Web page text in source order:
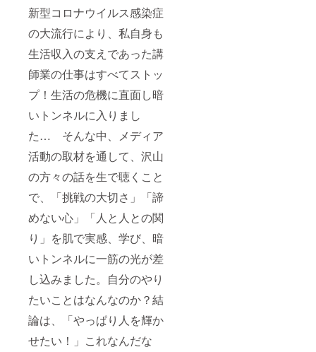
新型コロナウイルス感染症
の大流行により、私自身も
生活収入の支えであった講
師業の仕事はすべてストッ
プ！生活の危機に直面し暗
いトンネルに入りまし
た… そんな中、メディア
活動の取材を通して、沢山
の方々の話を生で聴くこと
で、「挑戦の大切さ」「諦
めない心」「人と人との関
り」を肌で実感、学び、暗
いトンネルに一筋の光が差
し込みました。自分のやり
たいことはなんなのか？結
論は、「やっぱり人を輝か
せたい！」これなんだな